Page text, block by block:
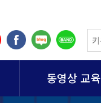
동영상 교육